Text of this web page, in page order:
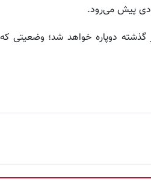
پیش می‌رود.
گذشته دوپاره خواهد شد؛ وضعیتی